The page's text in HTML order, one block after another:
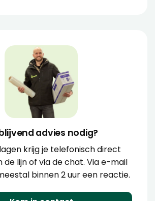
advies nodig?
krijg je telefonisch direct
de lijn of via de chat. Via e-mail
binnen 2 uur een reactie.